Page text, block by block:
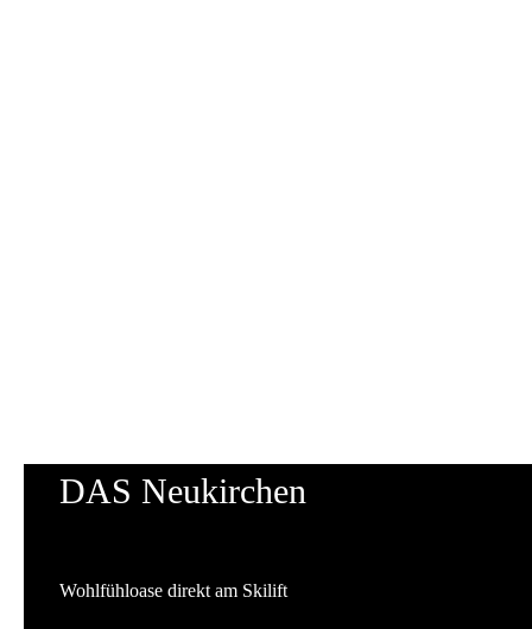
DAS Neukirchen
Wohlfühloase direkt am Skilift